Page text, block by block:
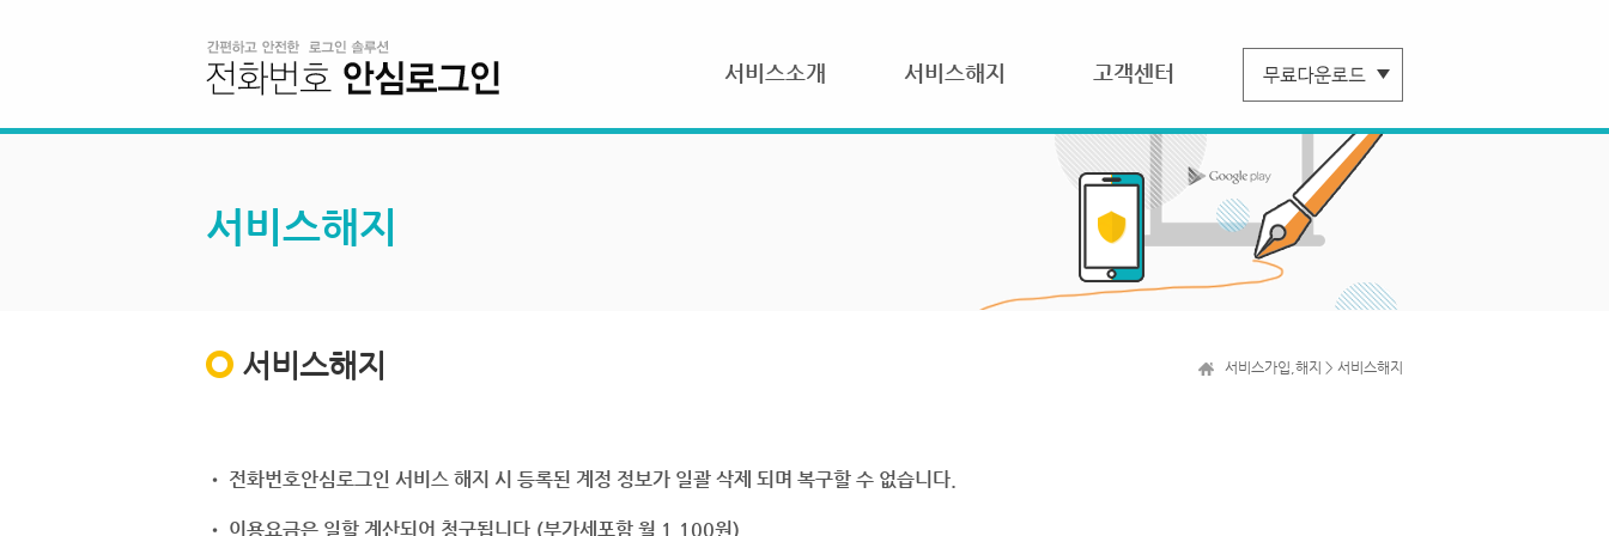
서비스소개 서비스해지 고객센터
서비스해지
서비스해지 서비스가입,해지 > 서비스해지
• 전화번호안심로그인 서비스 해지 시 등록된 계정 정보가 일괄 삭제 되며 복구할 수 없습니다.
• 이용요금은 일할 계산되어 청구됩니다.(부가세포함 월 1,100원)